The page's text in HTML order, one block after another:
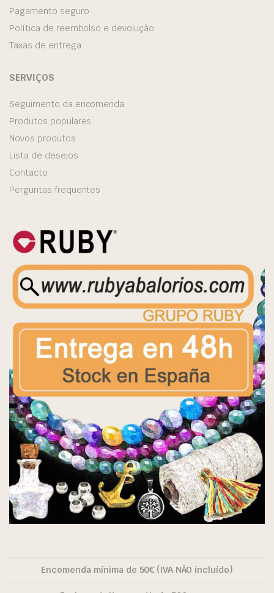
Pagamento seguro
Política de reembolso e devolução
Taxas de entrega
SERVIÇOS
Seguimento da encomenda
Produtos populares
Novos produtos
Lista de desejos
Contacto
Perguntas frequentes
Encomenda mínima de 50€ (IVA NÃO incluído)